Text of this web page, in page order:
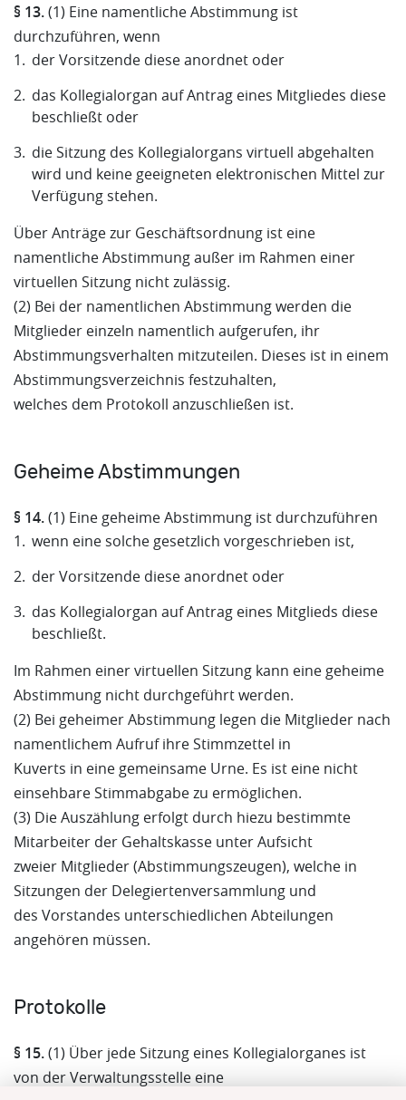
§ 13.(1) Eine namentliche Abstimmung ist
durchzuführen, wenn
der Vorsitzende diese anordnet oder
das Kollegialorgan auf Antrag eines Mitgliedes diese
beschließt oder
die Sitzung des Kollegialorgans virtuell abgehalten
wird und keine geeigneten elektronischen Mittel zur
Verfügung stehen.
Über Anträge zur Geschäftsordnung ist eine
namentliche Abstimmung außer im Rahmen einer
virtuellen Sitzung nicht zulässig.
(2) Bei der namentlichen Abstimmung werden die
Mitglieder einzeln namentlich aufgerufen, ihr
Abstimmungsverhalten mitzuteilen. Dieses ist in einem
Abstimmungsverzeichnis festzuhalten,
welches dem Protokoll anzuschließen ist.
Geheime Abstimmungen
§ 14.(1) Eine geheime Abstimmung ist durchzuführen
wenn eine solche gesetzlich vorgeschrieben ist,
der Vorsitzende diese anordnet oder
das Kollegialorgan auf Antrag eines Mitglieds diese
beschließt.
Im Rahmen einer virtuellen Sitzung kann eine geheime
Abstimmung nicht durchgeführt werden.
(2) Bei geheimer Abstimmung legen die Mitglieder nach
namentlichem Aufruf ihre Stimmzettel in
Kuverts in eine gemeinsame Urne. Es ist eine nicht
einsehbare Stimmabgabe zu ermöglichen.
(3) Die Auszählung erfolgt durch hiezu bestimmte
Mitarbeiter der Gehaltskasse unter Aufsicht
zweier Mitglieder (Abstimmungszeugen), welche in
Sitzungen der Delegiertenversammlung und
des Vorstandes unterschiedlichen Abteilungen
angehören müssen.
Protokolle
§ 15.(1) Über jede Sitzung eines Kollegialorganes ist
von der Verwaltungsstelle eine